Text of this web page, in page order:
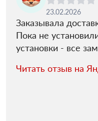
23.02.2026
Заказывала
Пока не
установки - все
Читать отзыв на